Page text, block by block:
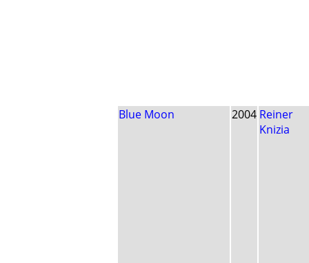
Blue Moon 2004 Reiner
Knizia